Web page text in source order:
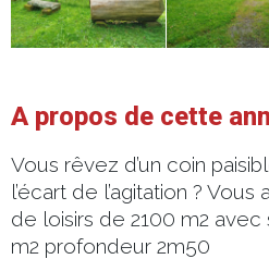
A propos de cette
Vous rêvez d’un coin
l’écart de l’agitation ?
de loisirs de 2100 m2 avec
m2 profondeur 2m50